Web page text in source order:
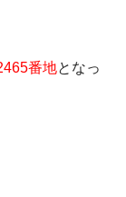
番地となっ